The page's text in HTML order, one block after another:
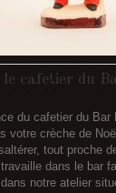
le cafetier du
du cafetier du
votre crèche de
tout proche
dans le bar
notre atelier